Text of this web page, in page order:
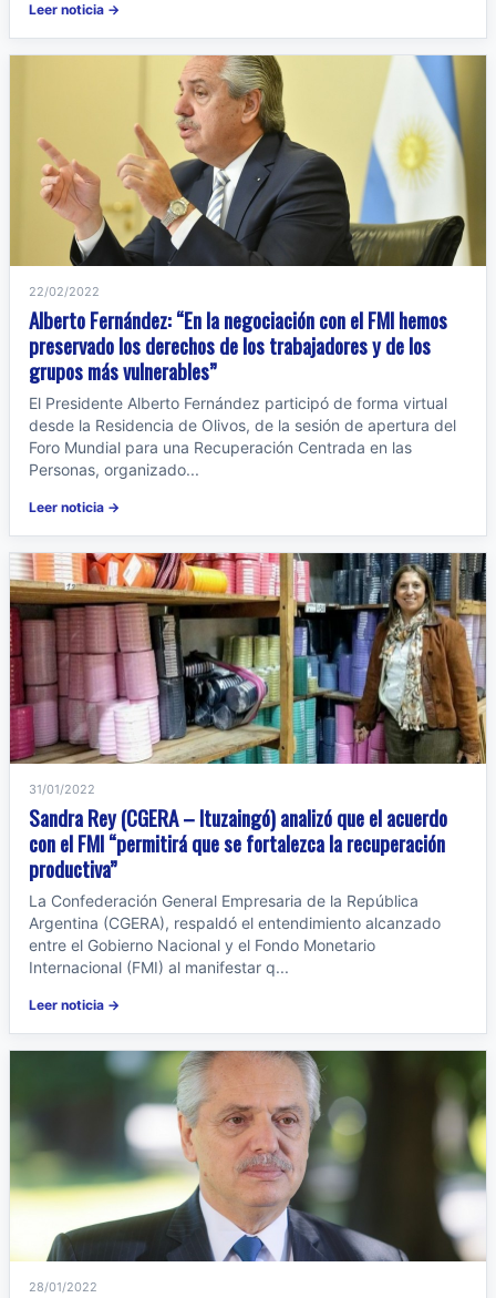
Leer noticia →
22/02/2022
Alberto Fernández: “En la negociación con el FMI hemos
preservado los derechos de los trabajadores y de los
grupos más vulnerables”
El Presidente Alberto Fernández participó de forma virtual
desde la Residencia de Olivos, de la sesión de apertura del
Foro Mundial para una Recuperación Centrada en las
Personas, organizado...
Leer noticia →
31/01/2022
Sandra Rey (CGERA – Ituzaingó) analizó que el acuerdo
con el FMI “permitirá que se fortalezca la recuperación
productiva”
La Confederación General Empresaria de la República
Argentina (CGERA), respaldó el entendimiento alcanzado
entre el Gobierno Nacional y el Fondo Monetario
Internacional (FMI) al manifestar q...
Leer noticia →
28/01/2022